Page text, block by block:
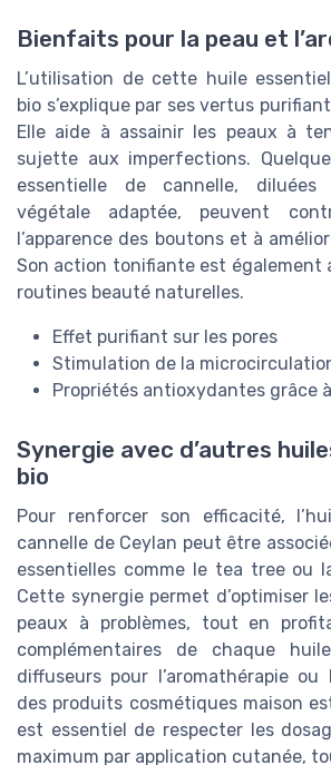
Bienfaits pour la peau et
L’utilisation de cette huile
bio s’explique par ses vertus
Elle aide à assainir les peaux à
sujette aux imperfections.
essentielle de cannelle,
végétale adaptée, peuvent
l’apparence des boutons et à
Son action tonifiante est également
routines beauté naturelles.
Effet purifiant sur les pores
Stimulation de la
Propriétés antioxydantes grâce
Synergie avec d’autres
bio
Pour renforcer son efficacité,
cannelle de Ceylan peut être
essentielles comme le tea tree ou
Cette synergie permet d’optimiser
peaux à problèmes, tout en
complémentaires de chaque
diffuseurs pour l’aromathérapie ou
des produits cosmétiques maison
est essentiel de respecter les
maximum par application cutanée,